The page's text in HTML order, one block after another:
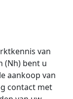
van
(Nh) bent u
aankoop van
contact met